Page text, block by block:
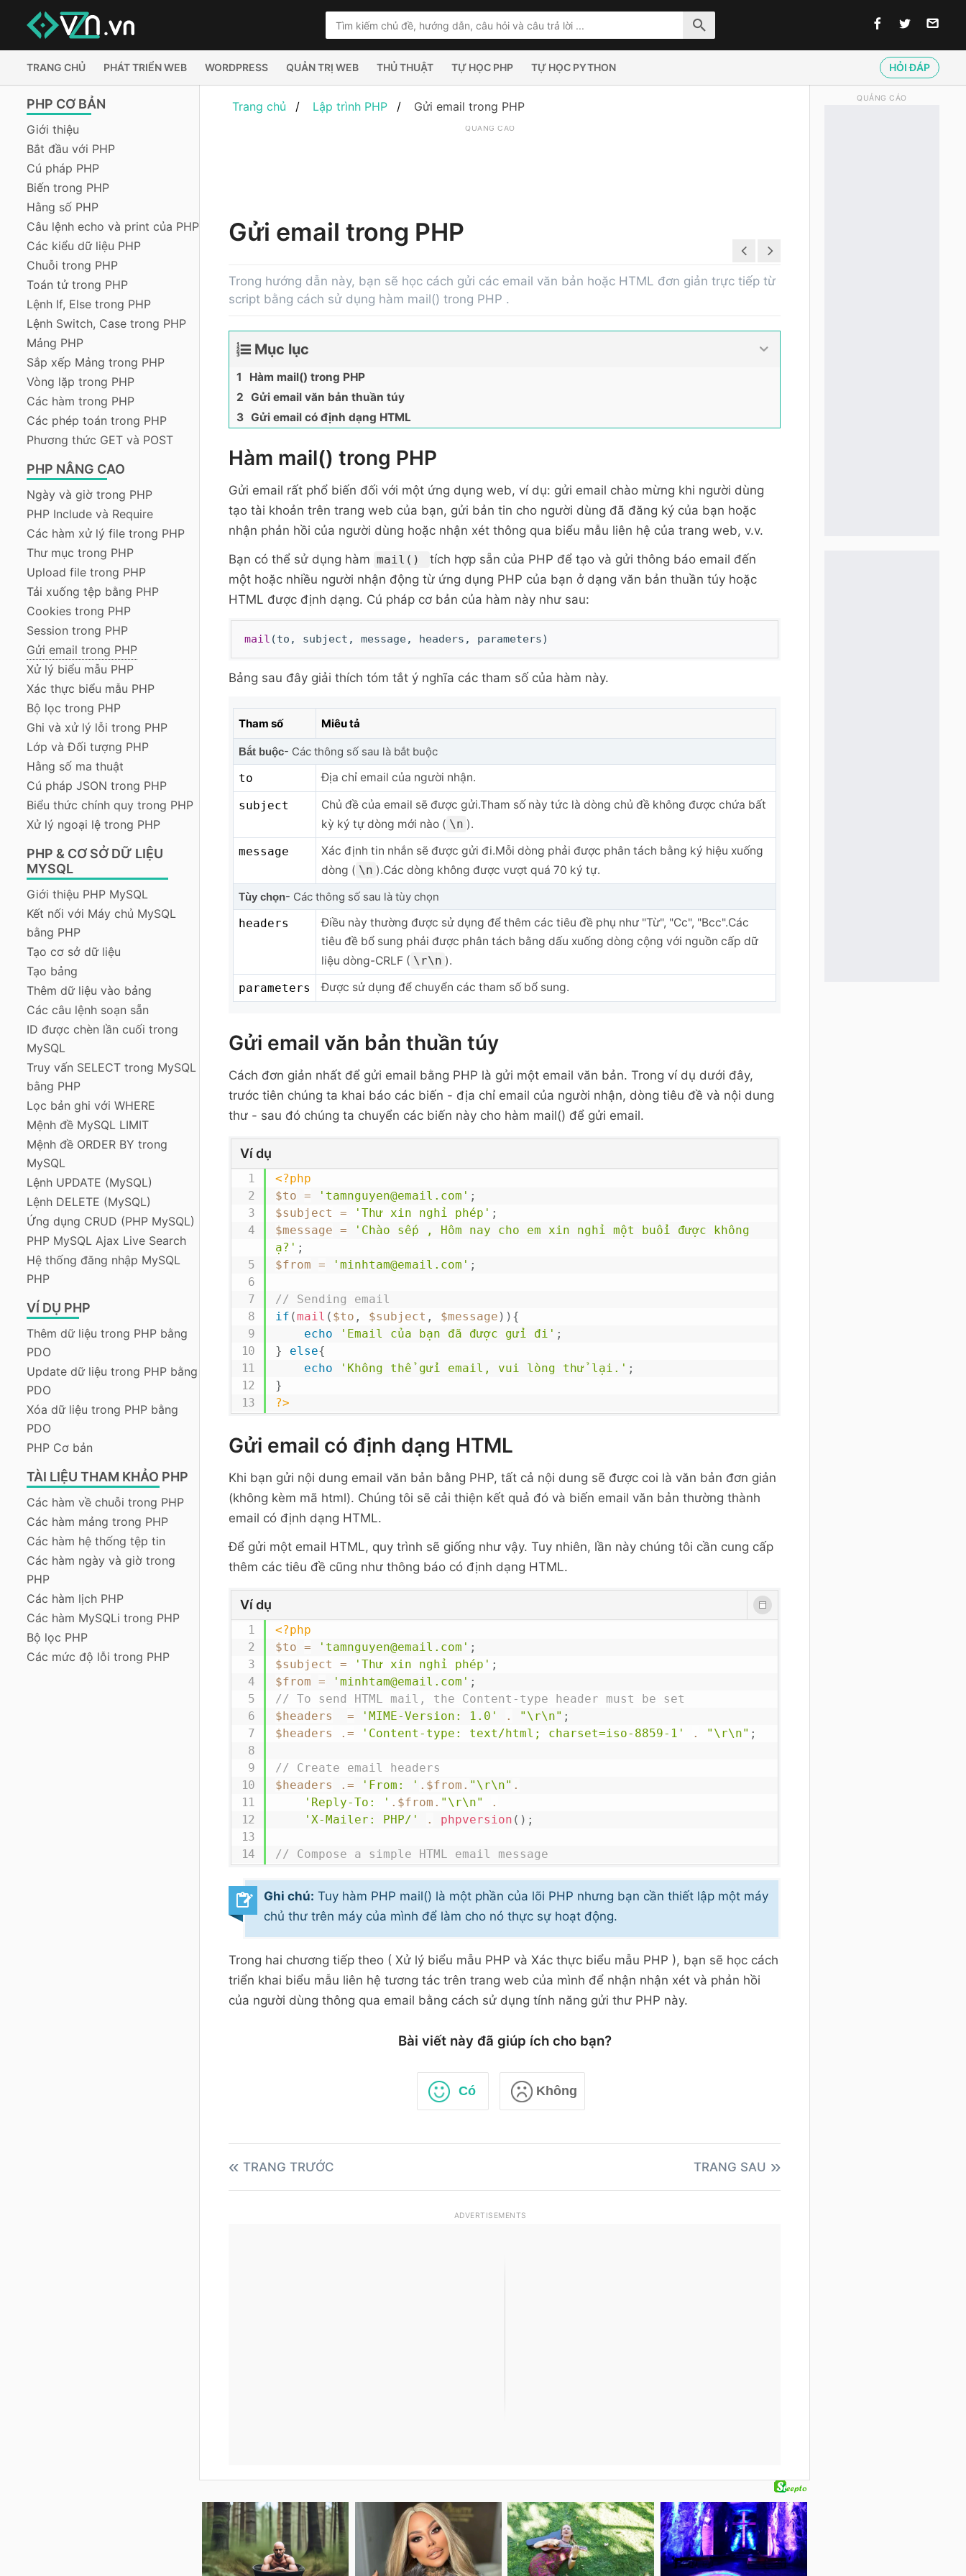
TRANG CHỦ PHÁT TRIỂN WEB WORDPRESS QUẢN TRỊ WEB THỦ THUẬT TỰ HỌC PHP TỰ HỌC PYTHON HỎI ĐÁP
PHP CƠ BẢN
Giới thiệu
Bắt đầu với PHP
Cú pháp PHP
Biến trong PHP
Hằng số PHP
Câu lệnh echo và print của PHP
Các kiểu dữ liệu PHP
Chuỗi trong PHP
Toán tử trong PHP
Lệnh If, Else trong PHP
Lệnh Switch, Case trong PHP
Mảng PHP
Sắp xếp Mảng trong PHP
Vòng lặp trong PHP
Các hàm trong PHP
Các phép toán trong PHP
Phương thức GET và POST
PHP NÂNG CAO
Ngày và giờ trong PHP
PHP Include và Require
Các hàm xử lý file trong PHP
Thư mục trong PHP
Upload file trong PHP
Tải xuống tệp bằng PHP
Cookies trong PHP
Session trong PHP
Gửi email trong PHP
Xử lý biểu mẫu PHP
Xác thực biểu mẫu PHP
Bộ lọc trong PHP
Ghi và xử lý lỗi trong PHP
Lớp và Đối tượng PHP
Hằng số ma thuật
Cú pháp JSON trong PHP
Biểu thức chính quy trong PHP
Xử lý ngoại lệ trong PHP
PHP & CƠ SỞ DỮ LIỆU
MYSQL
Giới thiệu PHP MySQL
Kết nối với Máy chủ MySQL
bằng PHP
Tạo cơ sở dữ liệu
Tạo bảng
Thêm dữ liệu vào bảng
Các câu lệnh soạn sẵn
ID được chèn lần cuối trong
MySQL
Truy vấn SELECT trong MySQL
bằng PHP
Lọc bản ghi với WHERE
Mệnh đề MySQL LIMIT
Mệnh đề ORDER BY trong
MySQL
Lệnh UPDATE (MySQL)
Lệnh DELETE (MySQL)
Ứng dụng CRUD (PHP MySQL)
PHP MySQL Ajax Live Search
Hệ thống đăng nhập MySQL
PHP
VÍ DỤ PHP
Thêm dữ liệu trong PHP bằng
PDO
Update dữ liệu trong PHP bằng
PDO
Xóa dữ liệu trong PHP bằng
PDO
PHP Cơ bản
TÀI LIỆU THAM KHẢO PHP
Các hàm về chuỗi trong PHP
Các hàm mảng trong PHP
Các hàm hệ thống tệp tin
Các hàm ngày và giờ trong
PHP
Các hàm lịch PHP
Các hàm MySQLi trong PHP
Bộ lọc PHP
Các mức độ lỗi trong PHP
Trang chủ Lập trình PHP Gửi email trong PHP
QUẢNG CÁO
Gửi email trong PHP
Trong hướng dẫn này, bạn sẽ học cách gửi các email văn bản hoặc HTML đơn giản trực tiếp từ
script bằng cách sử dụng hàm mail() trong PHP .
Mục lục
Hàm mail() trong PHP
Gửi email văn bản thuần túy
Gửi email có định dạng HTML
Hàm mail() trong PHP
Gửi email rất phổ biến đối với một ứng dụng web, ví dụ: gửi email chào mừng khi người dùng
tạo tài khoản trên trang web của bạn, gửi bản tin cho người dùng đã đăng ký của bạn hoặc
nhận phản hồi của người dùng hoặc nhận xét thông qua biểu mẫu liên hệ của trang web, v.v.
Bạn có thể sử dụng hàm mail()
tích hợp sẵn của PHP để tạo và gửi thông báo email đến
một hoặc nhiều người nhận động từ ứng dụng PHP của bạn ở dạng văn bản thuần túy hoặc
HTML được định dạng. Cú pháp cơ bản của hàm này như sau:
mail (to, subject, message, headers, parameters)
Bảng sau đây giải thích tóm tắt ý nghĩa các tham số của hàm này.
Tham số Miêu tả
Bắt buộc- Các thông số sau là bắt buộc
to
Địa chỉ email của người nhận.
subject
Chủ đề của email sẽ được gửi.Tham số này tức là dòng chủ đề không được chứa bất
kỳ ký tự dòng mới nào ( \n ).
message
Xác định tin nhắn sẽ được gửi đi.Mỗi dòng phải được phân tách bằng ký hiệu xuống
dòng ( \n ).Các dòng không được vượt quá 70 ký tự.
Tùy chọn- Các thông số sau là tùy chọn
headers
Điều này thường được sử dụng để thêm các tiêu đề phụ như "Từ", "Cc", "Bcc".Các
tiêu đề bổ sung phải được phân tách bằng dấu xuống dòng cộng với nguồn cấp dữ
liệu dòng-CRLF ( \r\n ).
parameters
Được sử dụng để chuyển các tham số bổ sung.
Gửi email văn bản thuần túy
Cách đơn giản nhất để gửi email bằng PHP là gửi một email văn bản. Trong ví dụ dưới đây,
trước tiên chúng ta khai báo các biến - địa chỉ email của người nhận, dòng tiêu đề và nội dung
thư - sau đó chúng ta chuyển các biến này cho hàm mail() để gửi email.
Ví dụ
<?php
$to = 'tamnguyen@email.com' ;
$subject
= 'Thư xin nghỉ phép' ;
$message =
'Chào sếp , Hôm nay cho em xin nghỉ một buổi được không
ạ?' ;
$from = 'minhtam@email.com' ;
// Sending email
if (mail ( $to , $subject , $message ) ) {
echo
'Email của bạn đã được gửi đi' ;
}
else{
echo
'Không thể gửi email, vui lòng thử lại.' ;
}
?>
Gửi email có định dạng HTML
Khi bạn gửi nội dung email văn bản bằng PHP, tất cả nội dung sẽ được coi là văn bản đơn giản
(không kèm mã html). Chúng tôi sẽ cải thiện kết quả đó và biến email văn bản thường thành
email có định dạng HTML.
Để gửi một email HTML, quy trình sẽ giống như vậy. Tuy nhiên, lần này chúng tôi cần cung cấp
thêm các tiêu đề cũng như thông báo có định dạng HTML.
Ví dụ
<?php
$to = 'tamnguyen@email.com' ;
$subject
= 'Thư xin nghỉ phép' ;
$from = 'minhtam@email.com' ;
// To send HTML mail, the Content-type header must be set
$headers
= 'MIME-Version: 1.0' . "\r\n" ;
$headers
.= 'Content-type: text/html; charset=iso-8859-1' . "\r\n" ;
// Create email headers
$headers
.= 'From: ' . $from . "\r\n" .
'Reply-To: ' . $from . "\r\n"
.
'X-Mailer: PHP/'
. phpversion ( ) ;
// Compose a simple HTML email message
$message
.= '<h1 style="color:#f40;">Chào sếp!</h1>' ;
$message
.=
'<p style="color:#080;font-size:18px;">Hôm nay cho em
xin nghỉ một buổi được không ạ?</p>' ;
$message .= '</body></html>';
// Sending email
if
( mail ( $to $subject , $message, $headers)
echo
'Email của bạn đã gửi thành công.';
'Không thể gửi email, vui lòng thử lại.'
Ghi chú: Tuy hàm PHP mail() là một phần của lõi PHP nhưng bạn cần thiết lập một máy
chủ thư trên máy của mình để làm cho nó thực sự hoạt động.
Trong hai chương tiếp theo ( Xử lý biểu mẫu PHP và Xác thực biểu mẫu PHP ), bạn sẽ học cách
triển khai biểu mẫu liên hệ tương tác trên trang web của mình để nhận nhận xét và phản hồi
của người dùng thông qua email bằng cách sử dụng tính năng gửi thư PHP này.
Bài viết này đã giúp ích cho bạn?
Có Không
TRANG TRƯỚC TRANG SAU
ADVERTISEMENTS
QUẢNG CÁO